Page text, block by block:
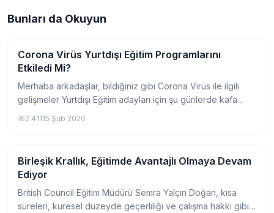
Bunları da Okuyun
Yurtdışında Üniversite
Corona Virüs Yurtdışı Eğitim Programlarını
Etkiledi Mi?
Merhaba arkadaşlar, bildiğiniz gibi Corona Virüs ile ilgili
gelişmeler Yurtdışı Eğitim adayları için şu günlerde kafa
ekibi olarak bir açıklık...
2.41115 Şub 2020
Yurtdışında Üniversite
Birleşik Krallık, Eğitimde Avantajlı Olmaya Devam
Ediyor
British Council Eğitim Müdürü Semra Yalçın Doğan, kısa
süreleri, küresel düzeyde geçerliliği ve çalışma hakkı gibi